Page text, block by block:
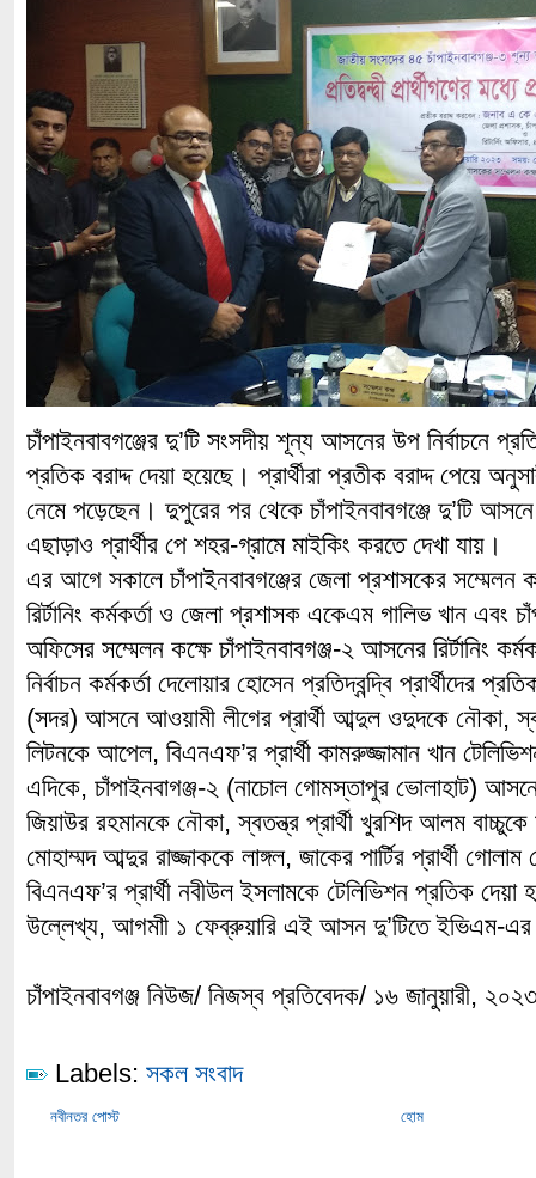
চাঁপাইনবাবগঞ্জের দু’টি সংসদীয় শূন্য আসনের উপ নির্বাচনে
প্রতিক বরাদ্দ দেয়া হয়েছে। প্রার্থীরা প্রতীক বরাদ্দ পেয়ে
নেমে পড়েছেন। দুপুরের পর থেকে চাঁপাইনবাবগঞ্জে দু’টি আসনে
এছাড়াও প্রার্থীর পে শহর-গ্রামে মাইকিং করতে দেখা যায়।
এর আগে সকালে চাঁপাইনবাবগঞ্জের জেলা প্রশাসকের সম্মেলন
রির্টানিং কর্মকর্তা ও জেলা প্রশাসক একেএম গালিভ খান এবং
অফিসের সম্মেলন কক্ষে চাঁপাইনবাবগঞ্জ-২ আসনের রির্টানিং
নির্বাচন কর্মকর্তা দেলোয়ার হোসেন প্রতিদ্বন্দ্বি প্রার্থীদের
(সদর) আসনে আওয়ামী লীগের প্রার্থী আব্দুল ওদুদকে নৌকা,
লিটনকে আপেল, বিএনএফ’র প্রার্থী কামরুজ্জামান খান
এদিকে, চাঁপাইনবাগঞ্জ-২ (নাচোল গোমস্তাপুর ভোলাহাট) আসনে
জিয়াউর রহমানকে নৌকা, স্বতন্ত্র প্রার্থী খুরশিদ আলম বাচ্চুকে
মোহাম্মদ আব্দুর রাজ্জাককে লাঙ্গল, জাকের পার্টির প্রার্থী
বিএনএফ’র প্রার্থী নবীউল ইসলামকে টেলিভিশন প্রতিক দেয়া
উল্লেখ্য, আগমাী ১ ফেব্রুয়ারি এই আসন দু’টিতে ইভিএম-
চাঁপাইনবাবগঞ্জ নিউজ/ নিজস্ব প্রতিবেদক/ ১৬ জানুয়ারী,
Labels: সকল সংবাদ
নবীনতর পোস্ট হোম